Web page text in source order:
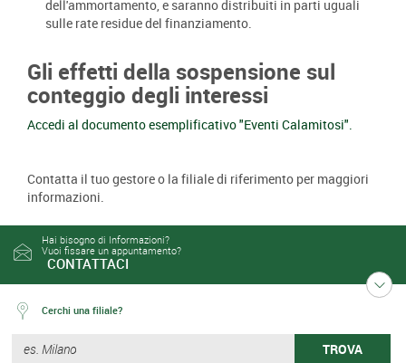
dell'ammortamento, e saranno distribuiti in parti uguali
sulle rate residue del finanziamento.
Gli effetti della sospensione sul
conteggio degli interessi
Accedi al documento esemplificativo "Eventi Calamitosi".
Contatta il tuo gestore o la filiale di riferimento per maggiori
informazioni.
Hai bisogno di Informazioni?
Vuoi fissare un appuntamento?
CONTATTACI
Cerchi una filiale?
TROVA